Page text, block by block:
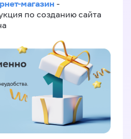
магазин -
по созданию сайта